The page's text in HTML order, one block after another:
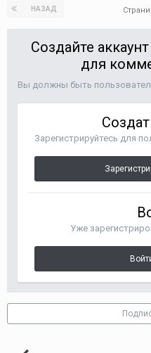
НАЗАД
Создайте
для
Вы должны быть
Зарегистрируйтесь для
Уже